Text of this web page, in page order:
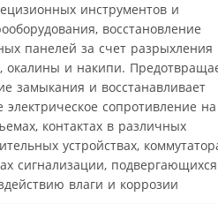
инструментов и
восстановление
панелей за счет разрыхления
окалины и накипи.
замыкания и восстанавливает
электрическое сопротивление на
контактах в различных
устройствах,
сигнализации, подвергающихся
влаги и коррозии